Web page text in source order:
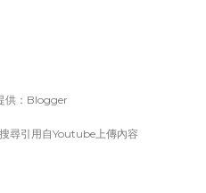
供：Blogger
尋引用自Youtube上傳內容